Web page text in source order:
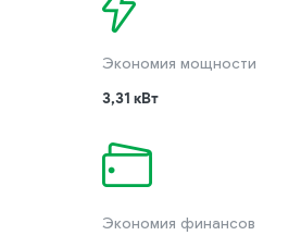
Экономия мощности
3,31 кВт
Экономия финансов